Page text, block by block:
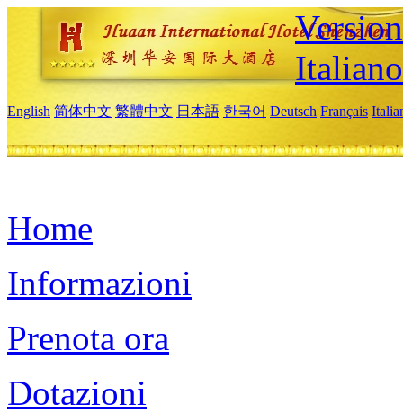
Italiano
English 简体中文 繁體中文 日本語 한국어 Deutsch Français
Home
Informazioni
Prenota ora
Dotazioni